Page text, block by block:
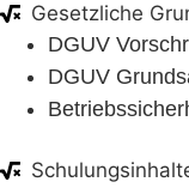
Gesetzliche
DGUV
DGUV